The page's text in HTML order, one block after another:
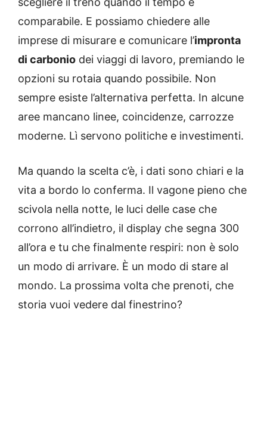
comparabile. E possiamo chiedere alle
imprese di misurare e comunicare l’impronta
di carbonio dei viaggi di lavoro, premiando le
opzioni su rotaia quando possibile. Non
sempre esiste l’alternativa perfetta. In alcune
aree mancano linee, coincidenze, carrozze
moderne. Lì servono politiche e investimenti.
Ma quando la scelta c’è, i dati sono chiari e la
vita a bordo lo conferma. Il vagone pieno che
scivola nella notte, le luci delle case che
corrono all’indietro, il display che segna 300
all’ora e tu che finalmente respiri: non è solo
un modo di arrivare. È un modo di stare al
mondo. La prossima volta che prenoti, che
storia vuoi vedere dal finestrino?